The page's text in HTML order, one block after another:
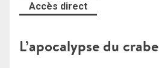
Accès direct
L’apocalypse du crabe